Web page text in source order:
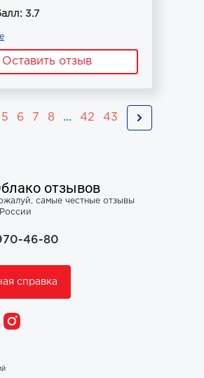
3.7
Оставить отзыв
5 6 7 8 ... 42 43
отзывов
самые честные отзывы
46-80
справка